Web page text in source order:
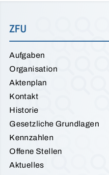
ZFU
Aufgaben
Organisation
Aktenplan
Kontakt
Historie
Gesetzliche Grundlagen
Kennzahlen
Offene Stellen
Aktuelles